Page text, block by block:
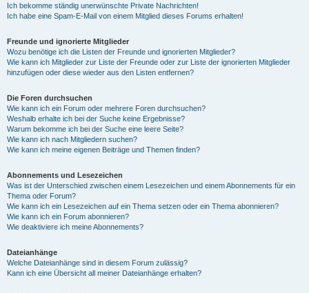
Ich bekomme ständig unerwünschte Private Nachrichten!
Ich habe eine Spam-E-Mail von einem Mitglied dieses Forums erhalten!
Freunde und ignorierte Mitglieder
Wozu benötige ich die Listen der Freunde und ignorierten Mitglieder?
Wie kann ich Mitglieder zur Liste der Freunde oder zur Liste der ignorierten Mitglieder
hinzufügen oder diese wieder aus den Listen entfernen?
Die Foren durchsuchen
Wie kann ich ein Forum oder mehrere Foren durchsuchen?
Weshalb erhalte ich bei der Suche keine Ergebnisse?
Warum bekomme ich bei der Suche eine leere Seite?
Wie kann ich nach Mitgliedern suchen?
Wie kann ich meine eigenen Beiträge und Themen finden?
Abonnements und Lesezeichen
Was ist der Unterschied zwischen einem Lesezeichen und einem Abonnements für ein
Thema oder Forum?
Wie kann ich ein Lesezeichen auf ein Thema setzen oder ein Thema abonnieren?
Wie kann ich ein Forum abonnieren?
Wie deaktiviere ich meine Abonnements?
Dateianhänge
Welche Dateianhänge sind in diesem Forum zulässig?
Kann ich eine Übersicht all meiner Dateianhänge erhalten?